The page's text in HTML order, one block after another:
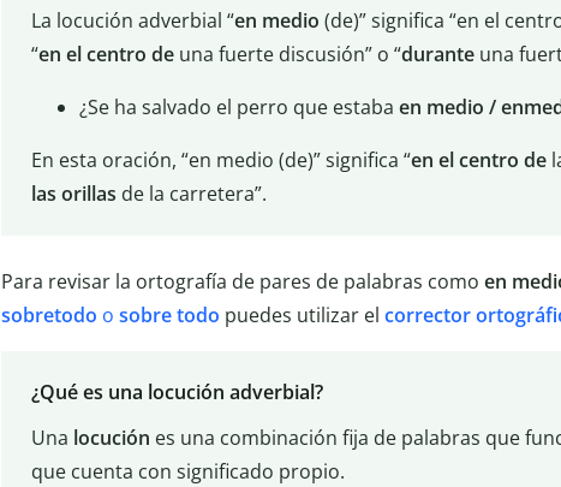
La locución adverbial “en medio (de)” significa “en el
“en elcentro deuna fuerte discusión” o “duranteuna
¿Se ha salvado el perro que estaba en medio /
En esta oración, “en medio (de)” significa “en el centro de
las orillas de la carretera”.
Para revisar la ortografía de pares de palabras como en
sobretodo o sobretodo puedes utilizar el corrector
¿Qué es una locución adverbial?
Una locución es una combinación fija de palabras que
que cuenta con significado propio.